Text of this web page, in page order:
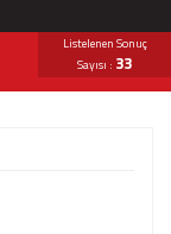
Listelenen Sonuç
Sayısı : 33